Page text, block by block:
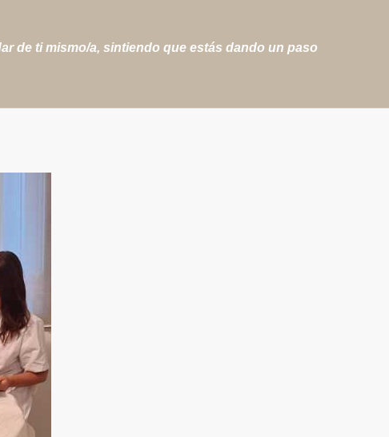
de ti mismo/a, sintiendo que estás dando un paso